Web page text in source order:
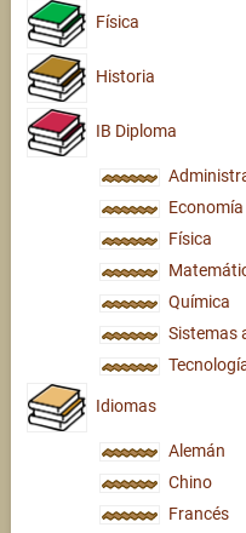
Física
Historia
IB Diploma
Economía
Física
Química
Sistemas
Idiomas
Alemán
Chino
Francés